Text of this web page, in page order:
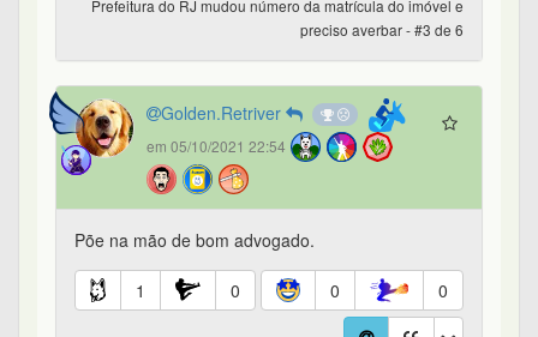
Prefeitura do RJ mudou número da matrícula do imóvel e
preciso averbar - #3 de 6
Golden.Retriver
em 05/10/2021 22:54
Põe na mão de bom advogado.
1 0 0 0